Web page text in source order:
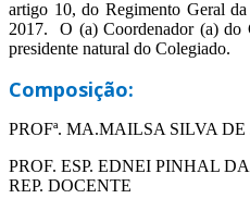
artigo 10, do Regimento Geral
2017. O (a) Coordenador (a) do
presidente natural do Colegiado.
Composição:
PROFª. MA.MAILSA SILVA DE
PROF. ESP. EDNEI PINHAL
REP. DOCENTE